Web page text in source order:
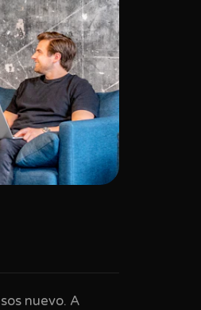
nuevo. A